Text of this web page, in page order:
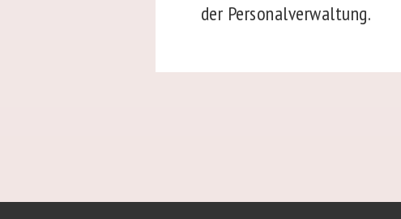
der Personalverwaltung.